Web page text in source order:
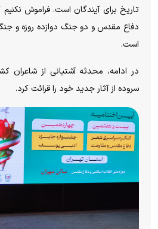
تاریخ برای آیندگان است. فراموش
دفاع مقدس و دو جنگ دوازده روزه و
است.
در ادامه، محدثه آشتیانی از
سروده از آثار جدید خود را قرائت کرد.